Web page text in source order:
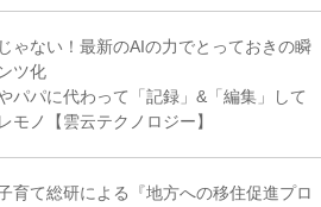
ゃない！最新のAIの力でとっておきの瞬
ツ化
パパに代わって「記録」&「編集」して
モノ【雲云テクノロジー】
育て総研による『地方への移住促進プロ